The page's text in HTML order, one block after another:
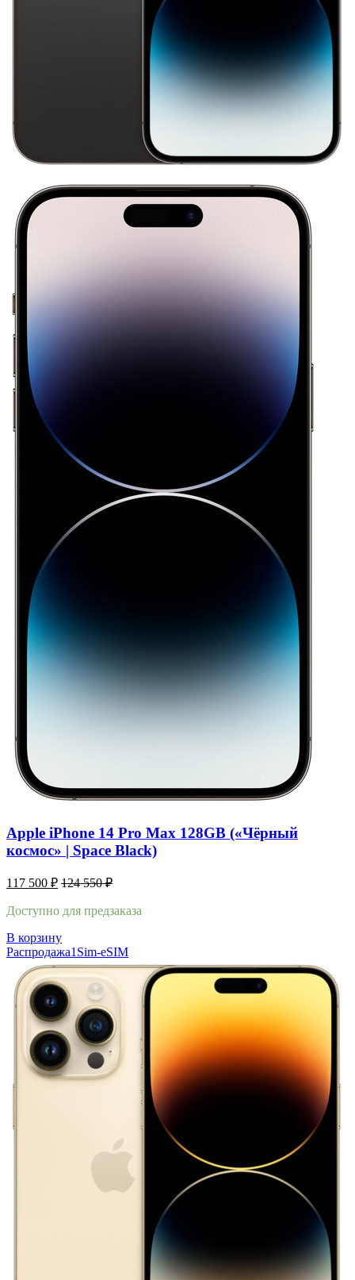
Apple iPhone 14 Pro Max 128GB («Чёрный
космос» | Space Black)
117 500 ₽ 124 550₽
Доступно для предзаказа
В корзину
Распродажа1Sim-eSIM